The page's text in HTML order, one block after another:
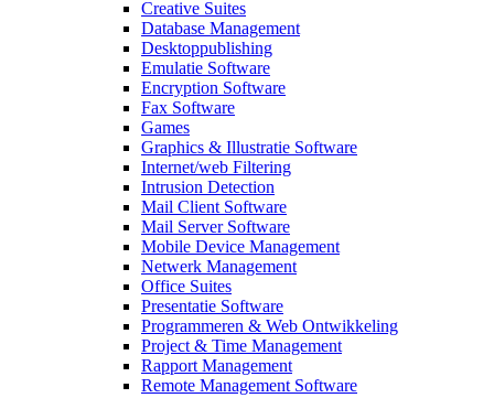
Creative Suites
Database Management
Desktoppublishing
Emulatie Software
Encryption Software
Fax Software
Games
Graphics & Illustratie Software
Internet/web Filtering
Intrusion Detection
Mail Client Software
Mail Server Software
Mobile Device Management
Netwerk Management
Office Suites
Presentatie Software
Programmeren & Web Ontwikkeling
Project & Time Management
Rapport Management
Remote Management Software